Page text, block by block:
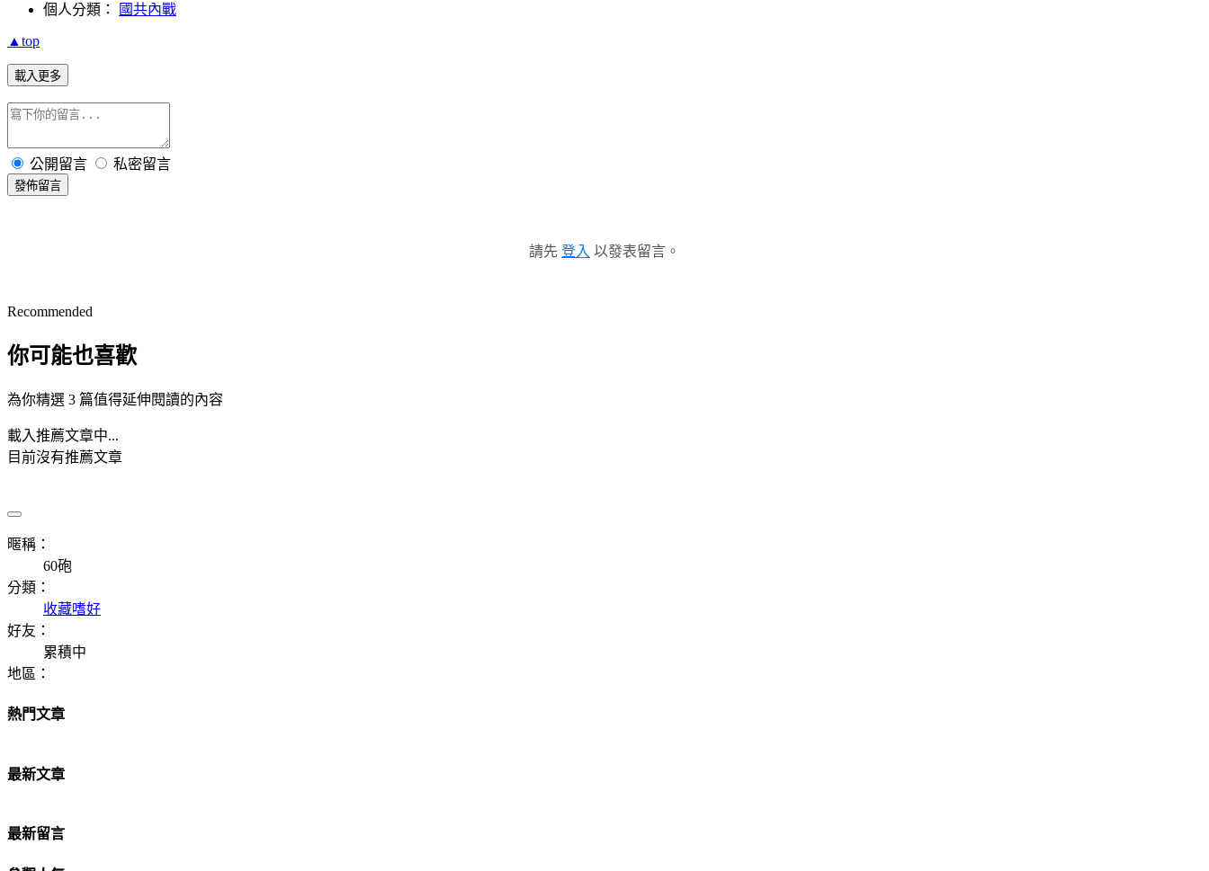
個人分類：
國共內戰
▲top
載入更多
公開留言 私密留言
發佈留言
請先 登入 以發表留言。
Recommended
你可能也喜歡
為你精選 3 篇值得延伸閱讀的內容
載入推薦文章中...
目前沒有推薦文章
暱稱：
60砲
分類：
收藏嗜好
好友：
累積中
地區：
熱門文章
最新文章
最新留言